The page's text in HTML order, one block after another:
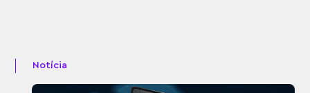
Notícia